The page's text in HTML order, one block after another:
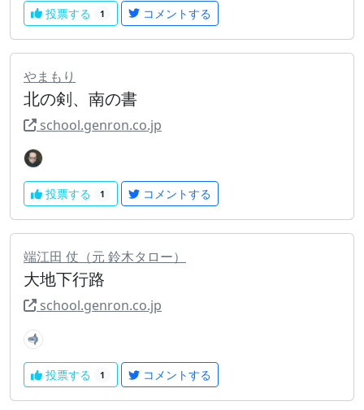
投票する 1 コメントする
やまもり
北の剣、南の書
school.genron.co.jp
投票する 1 コメントする
端江田 仗（元 鈴木タロー）
大地下行路
school.genron.co.jp
投票する 1 コメントする